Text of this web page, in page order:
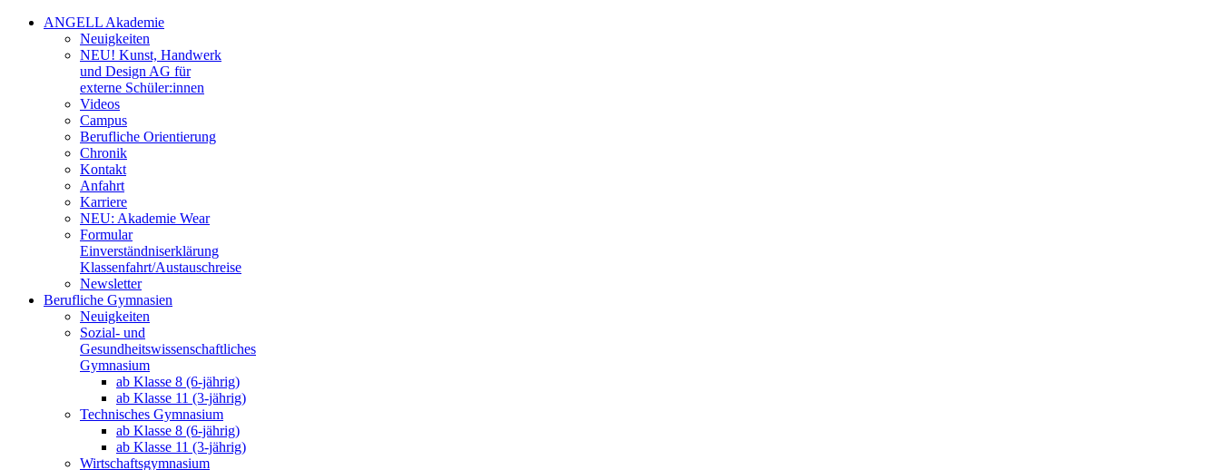
ANGELL Akademie
Neuigkeiten
NEU! Kunst, Handwerk
und Design AG für
externe Schüler:innen
Videos
Campus
Berufliche Orientierung
Chronik
Kontakt
Anfahrt
Karriere
NEU: Akademie Wear
Formular
Einverständniserklärung
Klassenfahrt/Austauschreise
Newsletter
Berufliche Gymnasien
Neuigkeiten
Sozial- und
Gesundheitswissenschaftliches
Gymnasium
ab Klasse 8 (6-jährig)
ab Klasse 11 (3-jährig)
Technisches Gymnasium
ab Klasse 8 (6-jährig)
ab Klasse 11 (3-jährig)
Wirtschaftsgymnasium